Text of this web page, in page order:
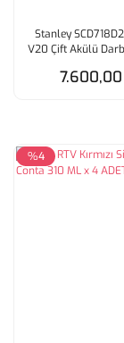
Stanley
V20 Çift Akülü
%4